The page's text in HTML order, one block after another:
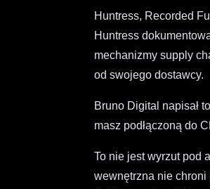
Huntress, Recorded
Huntress
mechanizmy supply
od swojego dostawcy.
Bruno Digital napisał
masz podłączoną do
To nie jest wyrzut pod
wewnętrzna nie chroni